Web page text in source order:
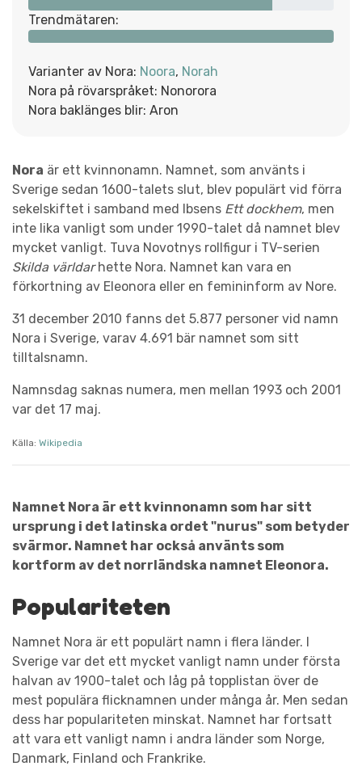
Trendmätaren:
Varianter av Nora: Noora, Norah
Nora på rövarspråket: Nonorora
Nora baklänges blir: Aron
Nora är ett kvinnonamn. Namnet, som använts i
Sverige sedan 1600-talets slut, blev populärt vid förra
sekelskiftet i samband med Ibsens Ett dockhem, men
inte lika vanligt som under 1990-talet då namnet blev
mycket vanligt. Tuva Novotnys rollfigur i TV-serien
Skilda världarhette Nora. Namnet kan vara en
förkortning av Eleonora eller en femininform av Nore.
31 december 2010 fanns det 5.877 personer vid namn
Nora i Sverige, varav 4.691 bär namnet som sitt
tilltalsnamn.
Namnsdag saknas numera, men mellan 1993 och 2001
var det 17 maj.
Källa: Wikipedia
Namnet Nora är ett kvinnonamn som har sitt
ursprung i det latinska ordet "nurus" som betyder
svärmor. Namnet har också använts som
kortform av det norrländska namnet Eleonora.
Populariteten
Namnet Nora är ett populärt namn i flera länder. I
Sverige var det ett mycket vanligt namn under första
halvan av 1900-talet och låg på topplistan över de
mest populära flicknamnen under många år. Men sedan
dess har populariteten minskat. Namnet har fortsatt
att vara ett vanligt namn i andra länder som Norge,
Danmark, Finland och Frankrike.